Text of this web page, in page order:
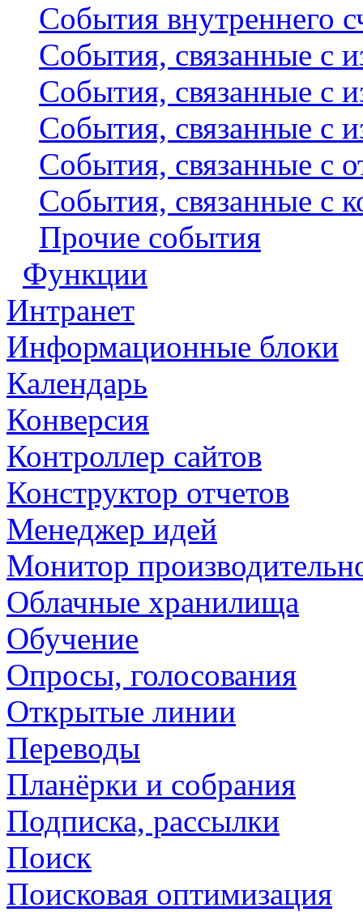
События внутреннего
События, связанные с
События, связанные с
События, связанные с
События, связанные с
События, связанные с
Прочие события
Функции
Интранет
Информационные блоки
Календарь
Конверсия
Контроллер сайтов
Конструктор отчетов
Менеджер идей
Монитор
Облачные хранилища
Обучение
Опросы, голосования
Открытые линии
Переводы
Планёрки и собрания
Подписка, рассылки
Поиск
Поисковая оптимизация